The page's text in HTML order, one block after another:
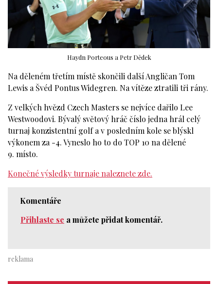
Haydn Porteous a Petr Dědek
Na děleném třetím místě skončili další Angličan Tom
Lewis a Švéd Pontus Widegren. Na vítěze ztratili tři rány.
Z velkých hvězd Czech Masters se nejvíce dařilo Lee
Westwoodovi. Bývalý světový hráč číslo jedna hrál celý
turnaj konzistentní golf a v posledním kole se blýskl
výkonem za -4. Vyneslo ho to do TOP 10 na dělené
9. místo.
Konečné výsledky turnaje naleznete zde.
Komentáře
Přihlaste se a můžete přidat komentář.